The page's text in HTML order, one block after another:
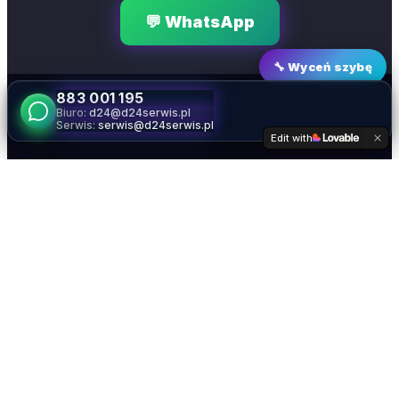
🔧Wyceń szybę
💬 WhatsApp
883 001 195
Biuro: d24@d24serwis.pl
Serwis:serwis@d24serwis.pl
Edit with